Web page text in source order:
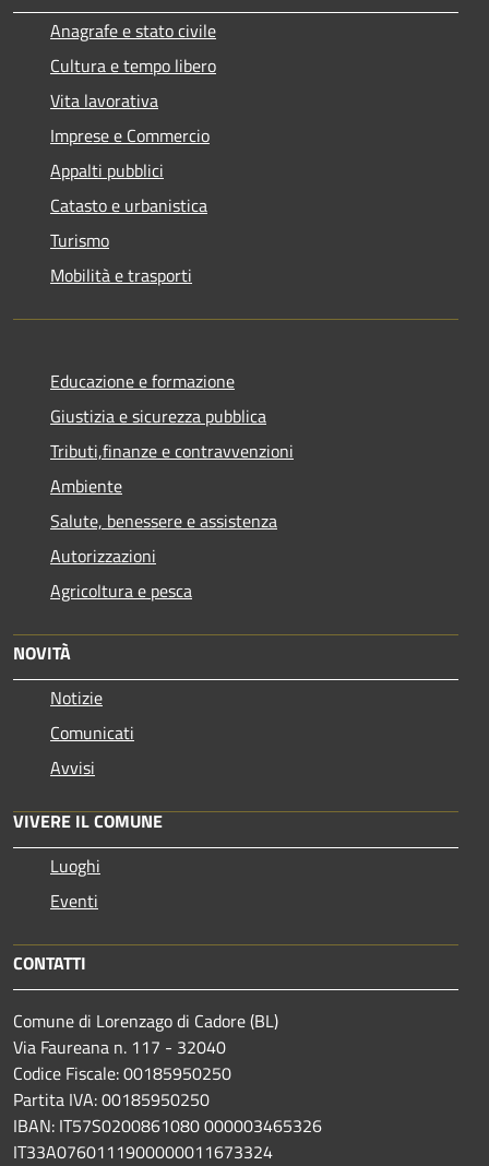
Anagrafe e stato civile
Cultura e tempo libero
Vita lavorativa
Imprese e Commercio
Appalti pubblici
Catasto e urbanistica
Turismo
Mobilità e trasporti
Educazione e formazione
Giustizia e sicurezza pubblica
Tributi,finanze e contravvenzioni
Ambiente
Salute, benessere e assistenza
Autorizzazioni
Agricoltura e pesca
NOVITÀ
Notizie
Comunicati
Avvisi
VIVERE IL COMUNE
Luoghi
Eventi
CONTATTI
Comune di Lorenzago di Cadore (BL)
Via Faureana n. 117 - 32040
Codice Fiscale: 00185950250
Partita IVA: 00185950250
IBAN: IT57S0200861080 000003465326
IT33A0760111900000011673324